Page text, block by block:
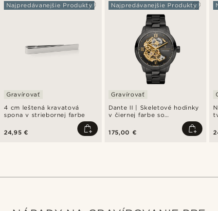
4 cm leštená kravatová
spona v striebornej farbe
Najpredávanejšie Produkty
Gravírovať
24,95 €
Dante II | Skeletové hodinky
v čiernej farbe so
strojčekom v zlatej farbe
Najpredávanejšie Produkty
Gravírovať
175,00 €